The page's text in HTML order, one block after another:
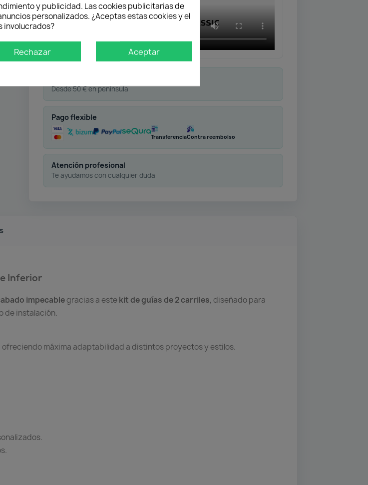
Desde 50 € en península
Pago flexible
TransferenciaContra reembolso
Atención profesional
Te ayudamos con cualquier duda
Inferior
impecablegracias a estekit de guías de 2 carriles, diseñado para
de instalación.
ofreciendo máxima adaptabilidad a distintos proyectos y estilos.
y publicidad. Las cookies publicitarias de
personalizados. ¿Aceptas estas cookies y el
involucrados?
Rechazar Aceptar